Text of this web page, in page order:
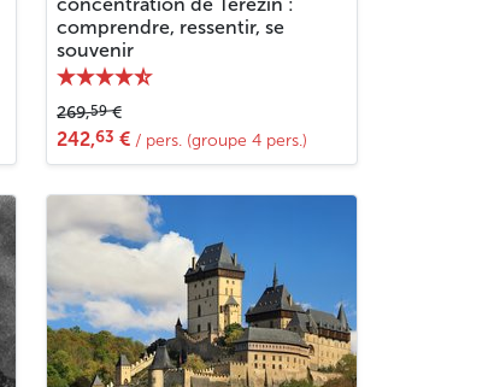
comprendre, ressentir, se
souvenir
269,59€
242,63 € / pers. (groupe 4 pers.)